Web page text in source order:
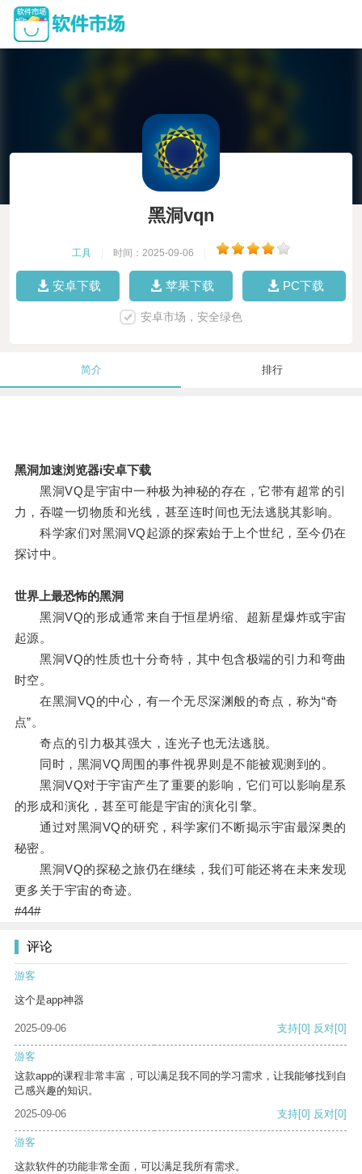
黑洞vqn
工具 时间：2025-09-06
安卓下载 苹果下载 PC下载
安卓市场，安全绿色
简介 排行
黑洞加速浏览器i安卓下载
黑洞VQ是宇宙中一种极为神秘的存在，它带有超常的引
力，吞噬一切物质和光线，甚至连时间也无法逃脱其影响。
科学家们对黑洞VQ起源的探索始于上个世纪，至今仍在
探讨中。
世界上最恐怖的黑洞
黑洞VQ的形成通常来自于恒星坍缩、超新星爆炸或宇宙
起源。
黑洞VQ的性质也十分奇特，其中包含极端的引力和弯曲
时空。
在黑洞VQ的中心，有一个无尽深渊般的奇点，称为“奇
点”。
奇点的引力极其强大，连光子也无法逃脱。
同时，黑洞VQ周围的事件视界则是不能被观测到的。
黑洞VQ对于宇宙产生了重要的影响，它们可以影响星系
的形成和演化，甚至可能是宇宙的演化引擎。
通过对黑洞VQ的研究，科学家们不断揭示宇宙最深奥的
秘密。
黑洞VQ的探秘之旅仍在继续，我们可能还将在未来发现
更多关于宇宙的奇迹。
#44#
评论
游客
这个是app神器
2025-09-06 支持[0] 反对[0]
游客
这款app的课程非常丰富，可以满足我不同的学习需求，让我能够找到自
己感兴趣的知识。
2025-09-06
支持[0] 反对[0]
游客
这款软件的功能非常全面，可以满足我所有需求。